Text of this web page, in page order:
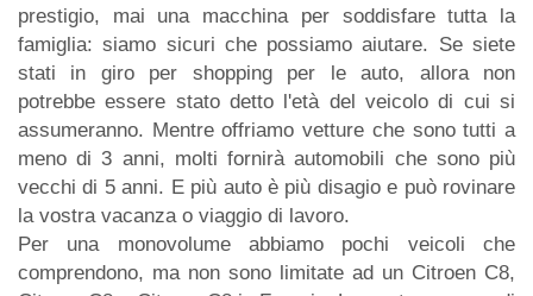
prestigio, mai una macchina per soddisfare tutta la
famiglia: siamo sicuri che possiamo aiutare. Se siete
stati in giro per shopping per le auto, allora non
potrebbe essere stato detto l'età del veicolo di cui si
assumeranno. Mentre offriamo vetture che sono tutti a
meno di 3 anni, molti fornirà automobili che sono più
vecchi di 5 anni. E più auto è più disagio e può rovinare
la vostra vacanza o viaggio di lavoro.
Per una monovolume abbiamo pochi veicoli che
comprendono, ma non sono limitate ad un Citroen C8,